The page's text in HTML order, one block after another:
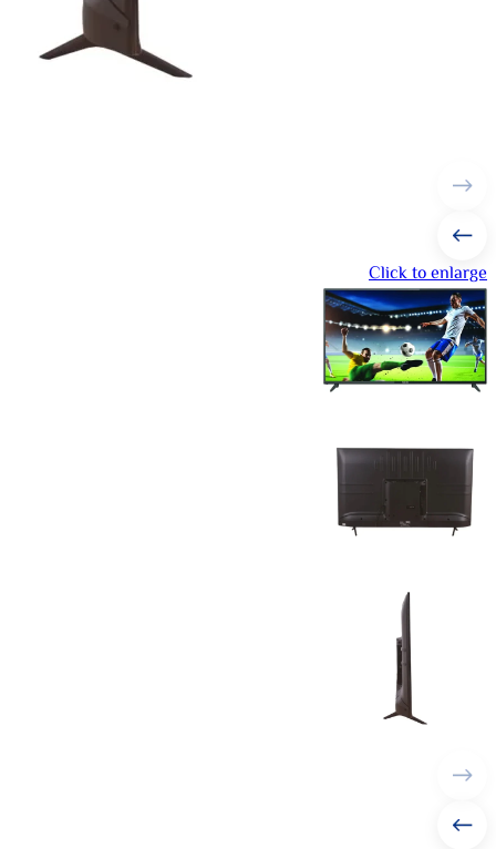
Click to enlarge